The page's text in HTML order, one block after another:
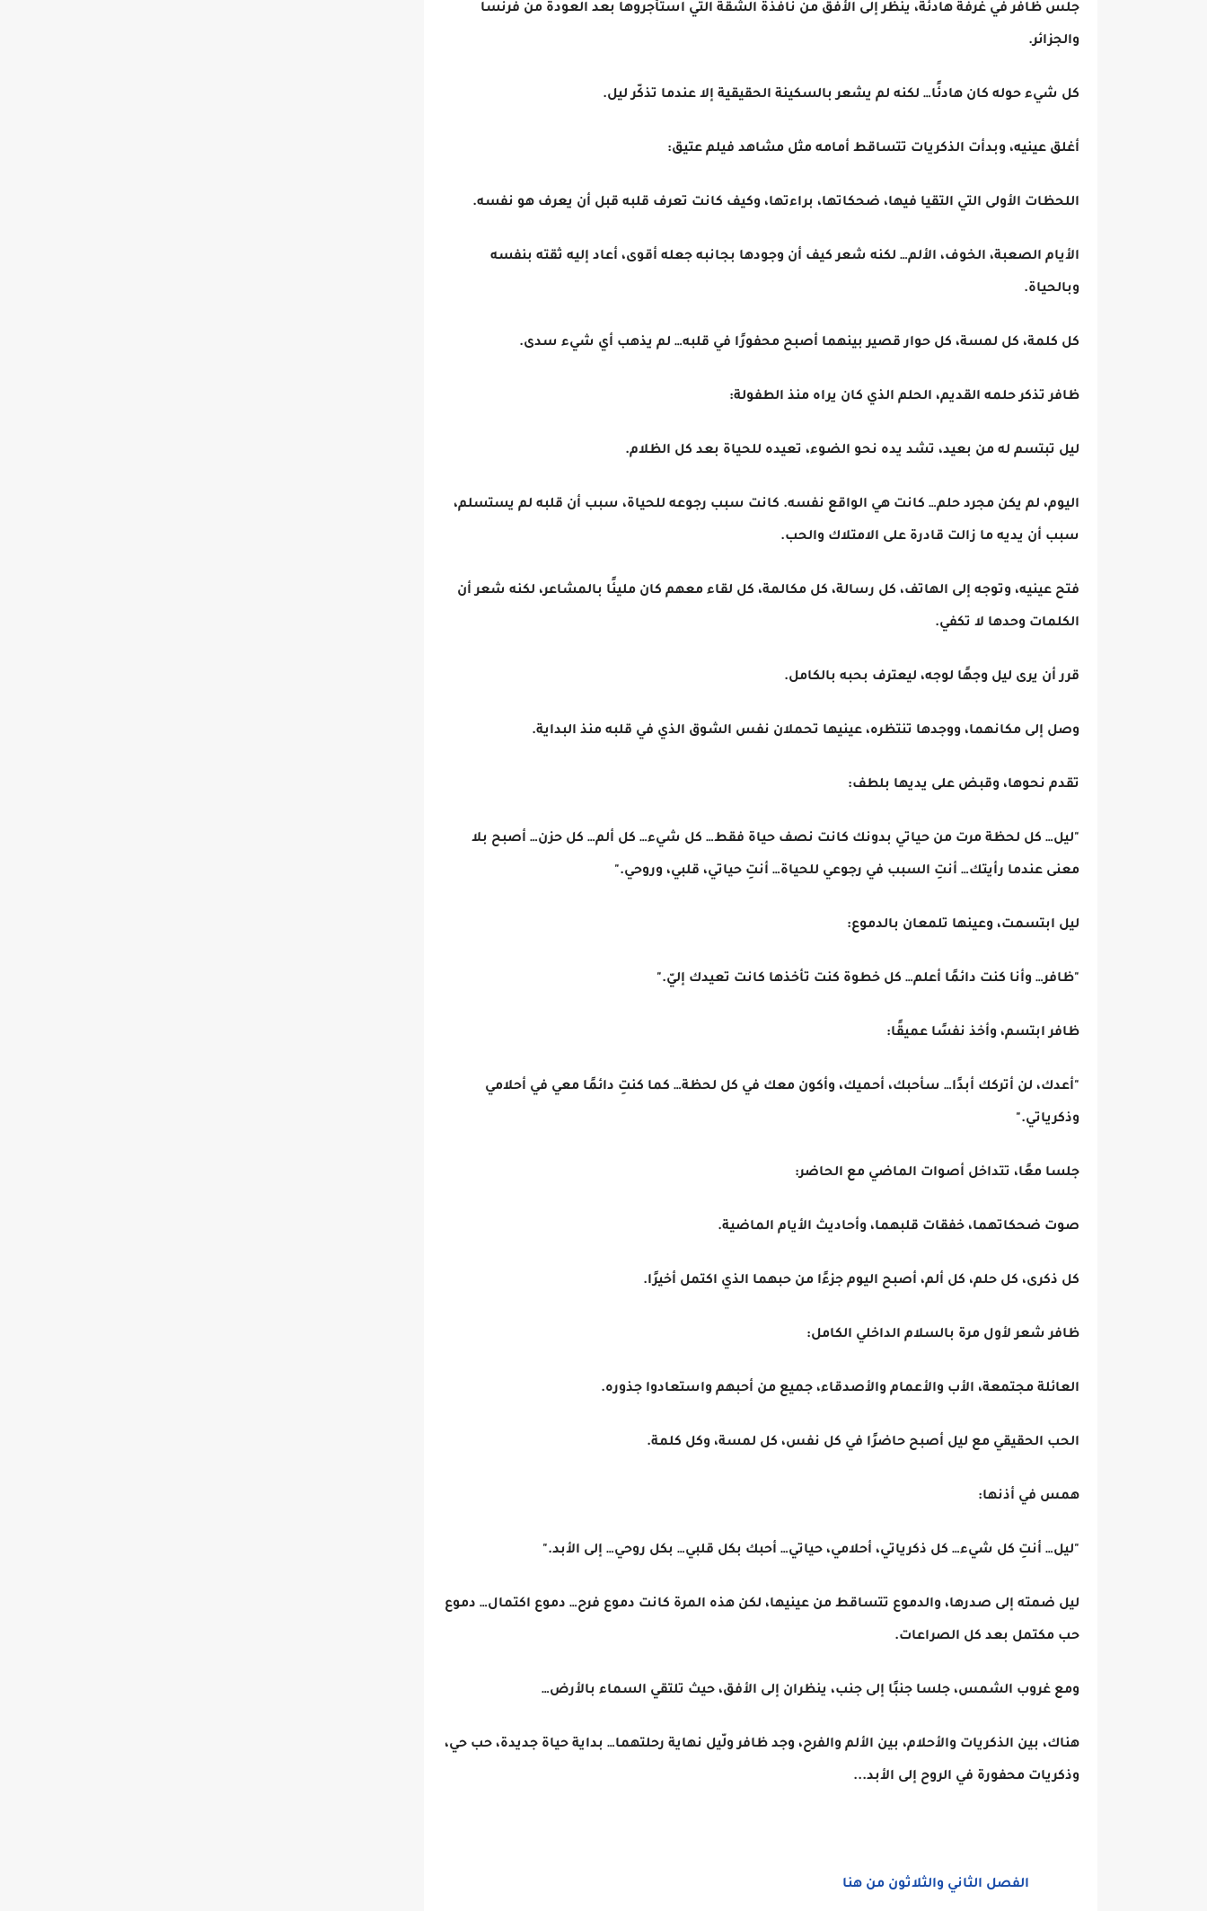
جلس ظافر في غرفة هادئة، ينظر إلى الأفق من نافذة الشقة التي استأجروها بعد العودة من فرنسا
والجزائر.
كل شيء حوله كان هادئًا… لكنه لم يشعر بالسكينة الحقيقية إلا عندما تذكّر ليل.
أغلق عينيه، وبدأت الذكريات تتساقط أمامه مثل مشاهد فيلم عتيق:
اللحظات الأولى التي التقيا فيها، ضحكاتها، براءتها، وكيف كانت تعرف قلبه قبل أن يعرف هو نفسه.
الأيام الصعبة، الخوف، الألم… لكنه شعر كيف أن وجودها بجانبه جعله أقوى، أعاد إليه ثقته بنفسه
وبالحياة.
كل كلمة، كل لمسة، كل حوار قصير بينهما أصبح محفورًا في قلبه… لم يذهب أي شيء سدى.
ظافر تذكر حلمه القديم، الحلم الذي كان يراه منذ الطفولة:
ليل تبتسم له من بعيد، تشد يده نحو الضوء، تعيده للحياة بعد كل الظلام.
اليوم، لم يكن مجرد حلم… كانت هي الواقع نفسه. كانت سبب رجوعه للحياة، سبب أن قلبه لم يستسلم،
سبب أن يديه ما زالت قادرة على الامتلاك والحب.
فتح عينيه، وتوجه إلى الهاتف، كل رسالة، كل مكالمة، كل لقاء معهم كان مليئًا بالمشاعر، لكنه شعر أن
الكلمات وحدها لا تكفي.
قرر أن يرى ليل وجهًا لوجه، ليعترف بحبه بالكامل.
وصل إلى مكانهما، ووجدها تنتظره، عينيها تحملان نفس الشوق الذي في قلبه منذ البداية.
تقدم نحوها، وقبض على يديها بلطف:
"ليل… كل لحظة مرت من حياتي بدونك كانت نصف حياة فقط… كل شيء… كل ألم… كل حزن… أصبح بلا
معنى عندما رأيتك… أنتِ السبب في رجوعي للحياة… أنتِ حياتي، قلبي، وروحي."
ليل ابتسمت، وعينها تلمعان بالدموع:
"ظافر… وأنا كنت دائمًا أعلم… كل خطوة كنت تأخذها كانت تعيدك إليّ."
ظافر ابتسم، وأخذ نفسًا عميقًا:
"أعدك، لن أتركك أبدًا… سأحبك، أحميك، وأكون معك في كل لحظة… كما كنتِ دائمًا معي في أحلامي
وذكرياتي."
جلسا معًا، تتداخل أصوات الماضي مع الحاضر:
صوت ضحكاتهما، خفقات قلبهما، وأحاديث الأيام الماضية.
كل ذكرى، كل حلم، كل ألم، أصبح اليوم جزءًا من حبهما الذي اكتمل أخيرًا.
ظافر شعر لأول مرة بالسلام الداخلي الكامل:
العائلة مجتمعة، الأب والأعمام والأصدقاء، جميع من أحبهم واستعادوا جذوره.
الحب الحقيقي مع ليل أصبح حاضرًا في كل نفس، كل لمسة، وكل كلمة.
همس في أذنها:
"ليل… أنتِ كل شيء… كل ذكرياتي، أحلامي، حياتي… أحبك بكل قلبي… بكل روحي… إلى الأبد."
ليل ضمته إلى صدرها، والدموع تتساقط من عينيها، لكن هذه المرة كانت دموع فرح… دموع اكتمال… دموع
حب مكتمل بعد كل الصراعات.
ومع غروب الشمس، جلسا جنبًا إلى جنب، ينظران إلى الأفق، حيث تلتقي السماء بالأرض…
هناك، بين الذكريات والأحلام، بين الألم والفرح، وجد ظافر ولّيل نهاية رحلتهما… بداية حياة جديدة، حب حي،
وذكريات محفورة في الروح إلى الأبد...
الفصل الثاني والثلاثون من هنا